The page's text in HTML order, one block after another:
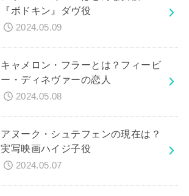
『ボドキン』ダヴ役
2024.05.09
キャメロン・フラーとは？フィービ
ー・ディネヴァーの恋人
2024.05.08
アヌーク・シュテフェンの現在は？
実写映画ハイジ子役
2024.05.07